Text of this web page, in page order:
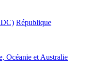
République
Océanie et Australie